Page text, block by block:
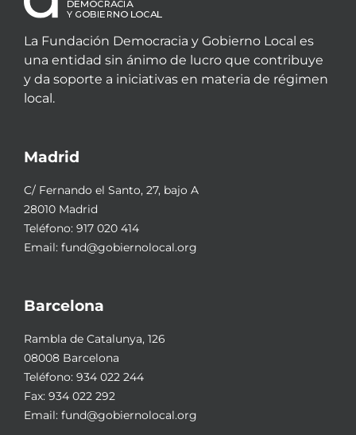
La Fundación Democracia y Gobierno Local es
una entidad sin ánimo de lucro que contribuye
y da soporte a iniciativas en materia de régimen
local.
Madrid
C/ Fernando el Santo, 27, bajo A
28010 Madrid
Teléfono: 917 020 414
Email: fund@gobiernolocal.org
Barcelona
Rambla de Catalunya, 126
08008 Barcelona
Teléfono: 934 022 244
Fax: 934 022 292
Email: fund@gobiernolocal.org